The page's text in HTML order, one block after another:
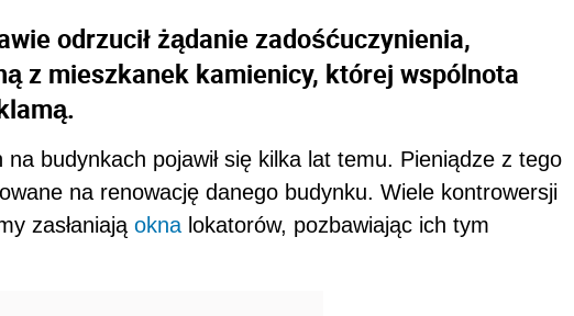
odrzucił żądanie zadośćuczynienia,
z mieszkanek kamienicy, której wspólnota
na budynkach pojawił się kilka lat temu. Pieniądze z tego
na renowację danego budynku. Wiele kontrowersji
zasłaniają okna lokatorów, pozbawiając ich tym